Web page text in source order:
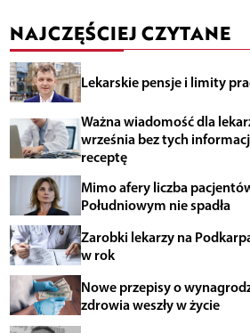
NAJCZĘŚCIEJ CZYTANE
Lekarskie pensje i limity
Ważna wiadomość dla
września bez tych
receptę
Mimo afery liczba
Południowym nie spadła
Zarobki lekarzy na
w rok
Nowe przepisy o
zdrowia weszły w życie